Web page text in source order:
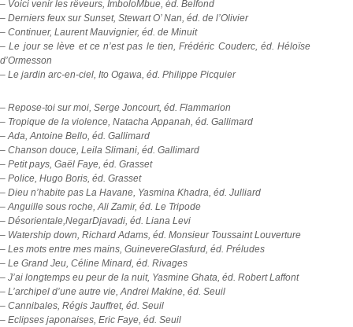
– Voici venir les rêveurs, ImboloMbue, éd. Belfond
– Derniers feux sur Sunset, Stewart O’ Nan, éd. de l’Olivier
– Continuer, Laurent Mauvignier, éd. de Minuit
– Le jour se lève et ce n’est pas le tien, Frédéric Couderc, éd. Héloïse
d’Ormesson
– Le jardin arc-en-ciel, Ito Ogawa, éd. Philippe Picquier
– Repose-toi sur moi, Serge Joncourt, éd. Flammarion
– Tropique de la violence, Natacha Appanah, éd. Gallimard
– Ada, Antoine Bello, éd. Gallimard
– Chanson douce, Leila Slimani, éd. Gallimard
– Petit pays, Gaël Faye, éd. Grasset
– Police, Hugo Boris, éd. Grasset
– Dieu n’habite pas La Havane, Yasmina Khadra, éd. Julliard
– Anguille sous roche, Ali Zamir, éd. Le Tripode
– Désorientale,NegarDjavadi, éd. Liana Levi
– Watership down, Richard Adams, éd. Monsieur Toussaint Louverture
– Les mots entre mes mains, GuinevereGlasfurd, éd. Préludes
– Le Grand Jeu, Céline Minard, éd. Rivages
– J’ai longtemps eu peur de la nuit, Yasmine Ghata, éd. Robert Laffont
– L’archipel d’une autre vie, Andrei Makine, éd. Seuil
– Cannibales, Régis Jauffret, éd. Seuil
– Eclipses japonaises, Eric Faye, éd. Seuil